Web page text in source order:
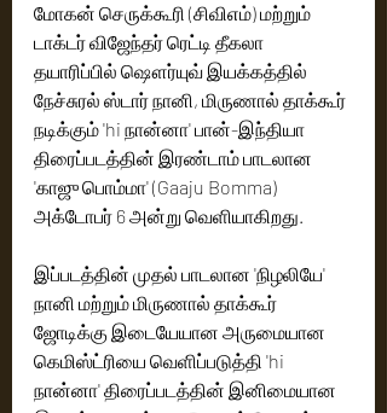
மோகன் செருக்கூரி (சிவிஎம்) மற்றும்
டாக்டர் விஜேந்தர் ரெட்டி தீகலா
தயாரிப்பில் ஷௌர்யுவ் இயக்கத்தில்
நேச்சுரல் ஸ்டார் நானி, மிருணால் தாக்கூர்
நடிக்கும் 'hi நான்னா' பான்-இந்தியா
திரைப்படத்தின் இரண்டாம் பாடலான
'காஜு பொம்மா' (Gaaju Bomma)
அக்டோபர் 6 அன்று வெளியாகிறது.
இப்படத்தின் முதல் பாடலான 'நிழலியே'
நானி மற்றும் மிருணால் தாக்கூர்
ஜோடிக்கு இடையேயான அருமையான
கெமிஸ்ட்ரியை வெளிப்படுத்தி 'hi
நான்னா' திரைப்படத்தின் இனிமையான